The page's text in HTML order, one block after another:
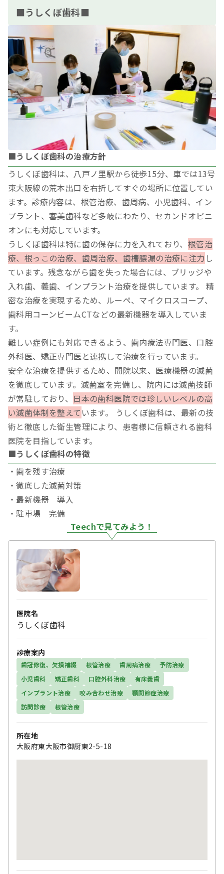
■うしくぼ歯科■
■うしくぼ歯科の治療方針
うしくぼ歯科は、八戸ノ里駅から徒歩15分、車では13号
東大阪線の荒本出口を右折してすぐの場所に位置してい
ます。診療内容は、根管治療、歯周病、小児歯科、イン
プラント、審美歯科など多岐にわたり、セカンドオピニ
オンにも対応しています。
うしくぼ歯科は特に歯の保存に力を入れており、 根管治
療、根っこの治療、歯周治療、歯槽膿漏の治療に注力 し
ています。残念ながら歯を失った場合には、ブリッジや
入れ歯、義歯、インプラント治療を提供しています。 精
密な治療を実現するため、ルーペ、マイクロスコープ、
歯科用コーンビームCTなどの最新機器を導入していま
す。
難しい症例にも対応できるよう、歯内療法専門医、口腔
外科医、矯正専門医と連携して治療を行っています。
安全な治療を提供するため、開院以来、医療機器の滅菌
を徹底しています。滅菌室を完備し、院内には滅菌技師
が常駐しており、 日本の歯科医院では珍しいレベルの高
い滅菌体制を整えて います。 うしくぼ歯科は、最新の技
術と徹底した衛生管理により、患者様に信頼される歯科
医院を目指しています。
■うしくぼ歯科の特徴
・歯を残す治療
・徹底した滅菌対策
・最新機器 導入
・駐車場 完備
Teechで見てみよう！
医院名
うしくぼ歯科
診療案内
歯冠修復、欠損補綴 根管治療 歯周病治療
予防治療
小児歯科
矯正歯科 口腔外科治療
有床義歯
インプラント治療
咬み合わせ治療
顎関節症治療
訪問診療
根管治療
所在地
大阪府東大阪市御厨東2-5-18